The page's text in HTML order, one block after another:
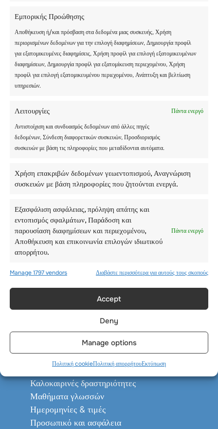
Εμπορικής Προώθησης
Αποθήκευση ή/και πρόσβαση στα δεδομένα μιας συσκευής, Χρήση
περιορισμένων δεδομένων για την επιλογή διαφημίσεων, Δημιουργία προφίλ
για εξατομικευμένες διαφημίσεις, Χρήση προφίλ για επιλογή εξατομικευμένων
διαφημίσεων, Δημιουργία προφίλ για εξατομίκευση περιεχομένου, Χρήση
προφίλ για επιλογή εξατομικευμένου περιεχομένου, Ανάπτυξη και βελτίωση
υπηρεσιών.
Λειτουργίες
Πάντα ενεργό
Αντιστοίχιση και συνδυασμός δεδομένων από άλλες πηγές
δεδομένων, Σύνδεση διαφορετικών συσκευών, Προσδιορισμός
συσκευών με βάση τις πληροφορίες που μεταδίδονται αυτόματα.
Χρήση επακριβών δεδομένων γεωεντοπισμού, Αναγνώριση
συσκευών με βάση πληροφορίες που ζητούνται ενεργά.
Εξασφάλιση ασφάλειας, πρόληψη απάτης και
εντοπισμός σφαλμάτων, Παράδοση και
παρουσίαση διαφημίσεων και περιεχομένου,
Αποθήκευση και επικοινωνία επιλογών ιδιωτικού
απορρήτου.
Πάντα ενεργό
Manage 1797 vendors Διαβάστε περισσότερα για αυτούς τους σκοπούς
Accept
Deny
Manage options
Πολιτική cookieΠολιτική απορρήτουΕκτύπωση
ΧΕΙΜΕΡΙΝΈΣ ΚΑΤΑΣΚΗΝΏΣΕΙΣ
Επισκόπηση
Μαθήματα γλωσσών
Ημερομηνίες & τιμές
Προσωπικό και ασφάλεια
ΚΑΛΟΚΑΙΡΙΝΈΣ ΚΑΤΑΣΚΗΝΏΣΕΙΣ
Επισκόπηση
Καλοκαιρινές δραστηριότητες
Μαθήματα γλωσσών
Ημερομηνίες & τιμές
Προσωπικό και ασφάλεια